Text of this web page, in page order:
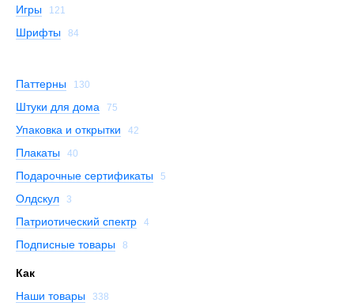
Игры 121
Шрифты 84
Паттерны 130
Штуки для дома 75
Упаковка и открытки 42
Плакаты 40
Подарочные сертификаты 5
Олдскул 3
Патриотический спектр 4
Подписные товары 8
Как
Наши товары
338